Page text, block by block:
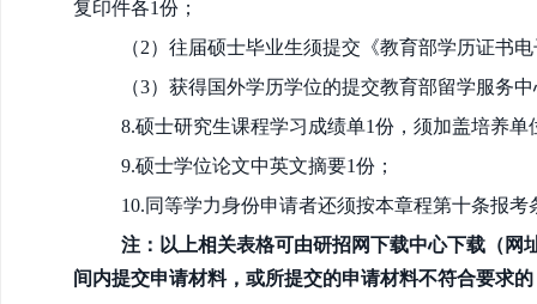
复印件各1份；
（2）往届硕士毕业生须提交《教育部学历证书
（3）获得国外学历学位的提交教育部留学服务
8.硕士研究生课程学习成绩单1份，须加盖培养
9.硕士学位论文中英文摘要1份；
10.同等学力身份申请者还须按本章程第十条报
注：以上相关表格可由研招网下载中心下载（ 网
间内提交申请材料，或所提交的申请材料不符合要求